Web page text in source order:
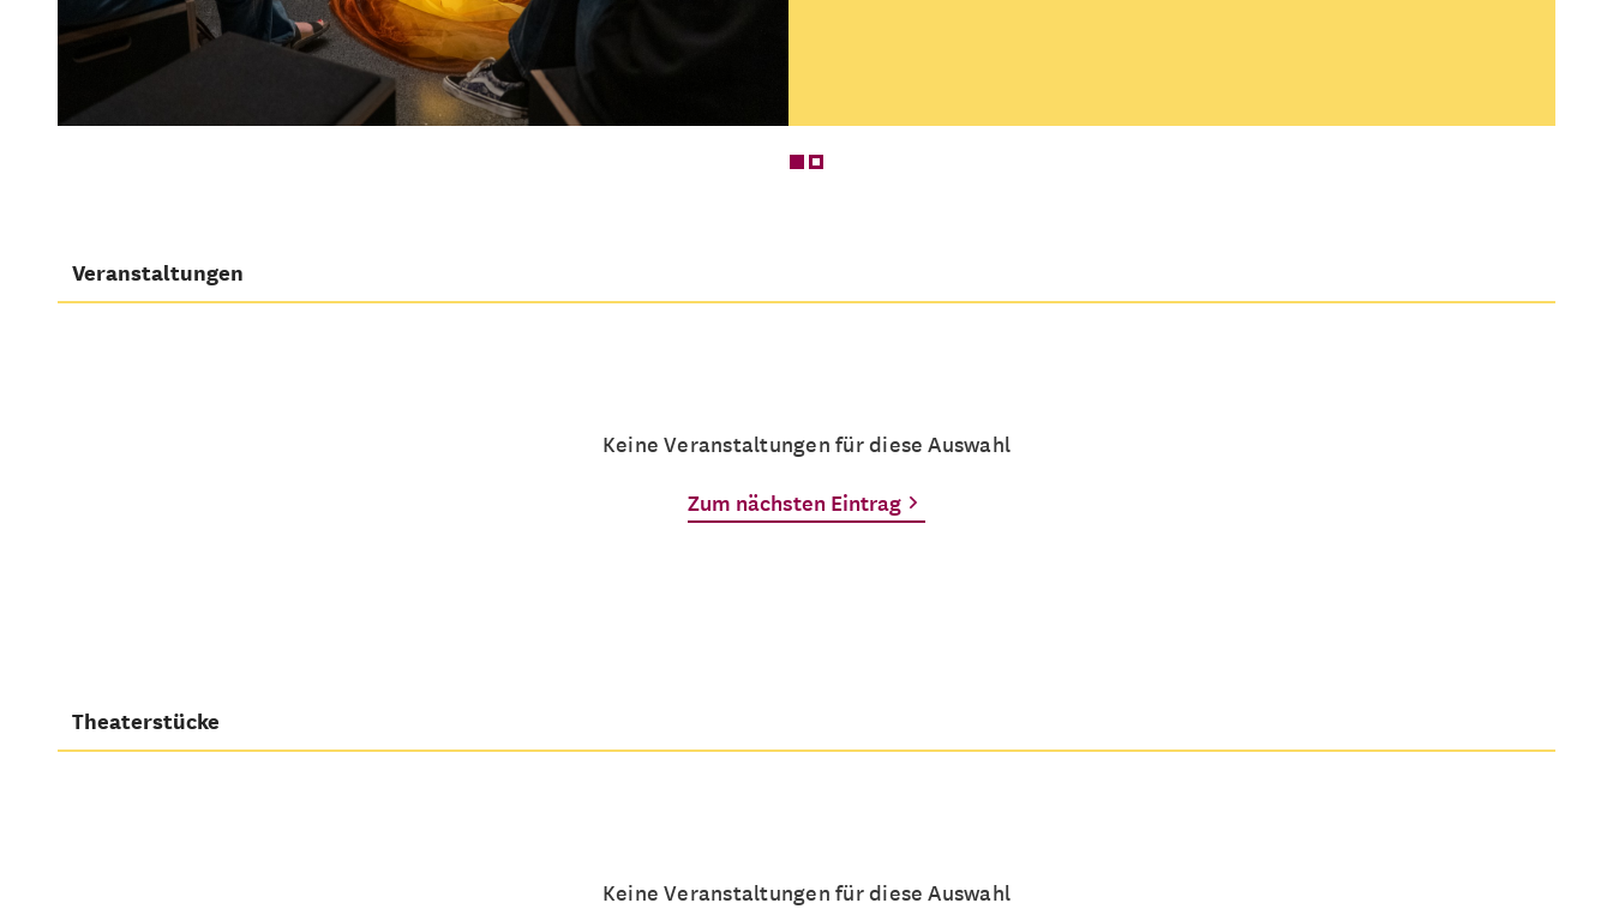
Veranstaltungen
Keine Veranstaltungen für diese Auswahl
Zum nächsten Eintrag
Theaterstücke
Keine Veranstaltungen für diese Auswahl